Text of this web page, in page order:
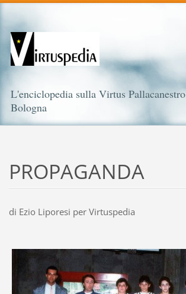
L'enciclopedia sulla Virtus Pallacanestro
Bologna
PROPAGANDA
di Ezio Liporesi per Virtuspedia